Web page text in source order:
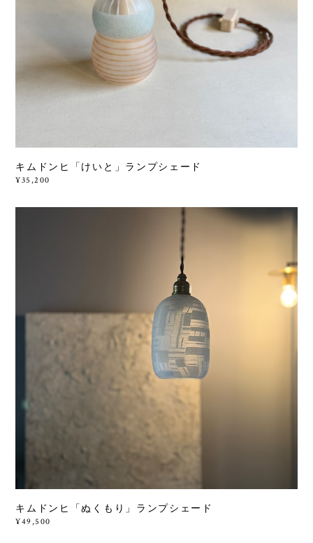
キムドンヒ「けいと」ランプシェード
¥35,200
キムドンヒ「ぬくもり」ランプシェード
¥49,500